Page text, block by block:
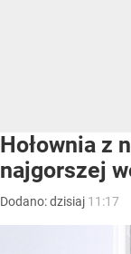
Hołownia z
najgorszej
Dodano:dzisiaj 11:17